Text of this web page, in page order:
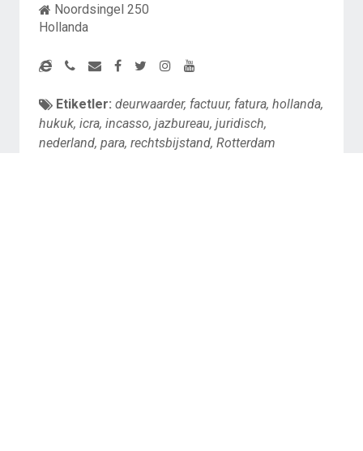
Noordsingel 250
Hollanda
Etiketler: deurwaarder, factuur, fatura, hollanda,
hukuk, icra, incasso, jazbureau, juridisch,
nederland, para, rechtsbijstand, Rotterdam